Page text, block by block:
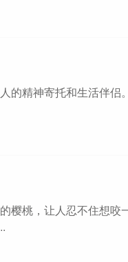
的精神寄托和生活伴侣
桃，让人忍不住想咬一